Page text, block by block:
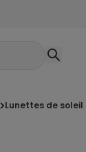
lunettes de